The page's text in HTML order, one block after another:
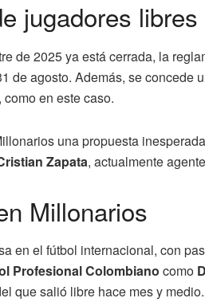
jugadores libres
de 2025 ya está cerrada, la
de agosto. Además, se concede
en este caso.
una propuesta
Zapata, actualmente
Millonarios
en el fútbol internacional, con
Profesional Colombiano como
que salió libre hace mes y